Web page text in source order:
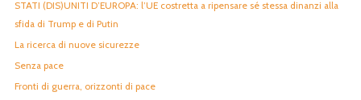
STATI (DIS)UNITI D’EUROPA: l’UE costretta a ripensare sé stessa dinanzi alla
sfida di Trump e di Putin
La ricerca di nuove sicurezze
Senza pace
Fronti di guerra, orizzonti di pace